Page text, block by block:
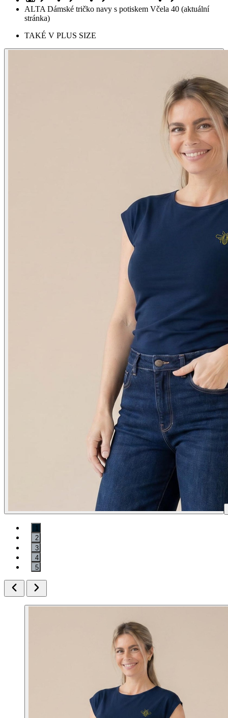
ALTA Dámské tričko navy s potiskem Včela 40 (aktuální
stránka)
TAKÉ V PLUS SIZE
1
2
3
4
5